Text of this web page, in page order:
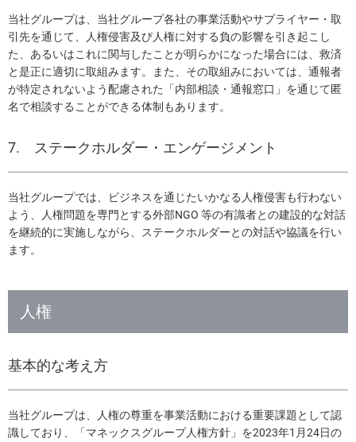
当社グループは、当社グループ各社の事業活動やサプライヤー・取
引先を通じて、人権侵害及び人権に対する負の影響を引き起こし
た、あるいはこれに関与したことが明らかになった場合には、救済
と是正に適切に取組みます。また、その取組みにおいては、通報者
が特定されないよう配慮された「内部相談・通報窓口」を通じて匿
名で相談することができる体制もあります。
7. ステークホルダー・エンゲージメント
当社グループでは、ビジネスを通じたいかなる人権侵害も行わない
よう、人権問題を専門とする外部NGO 等の有識者との建設的な対話
を継続的に実施しながら、ステークホルダーとの対話や協議を行い
ます。
人権
基本的な考え方
当社グループは、人権の尊重を事業活動における重要課題として認
識しており、「マネックスグループ人権方針」を2023年1月24日の